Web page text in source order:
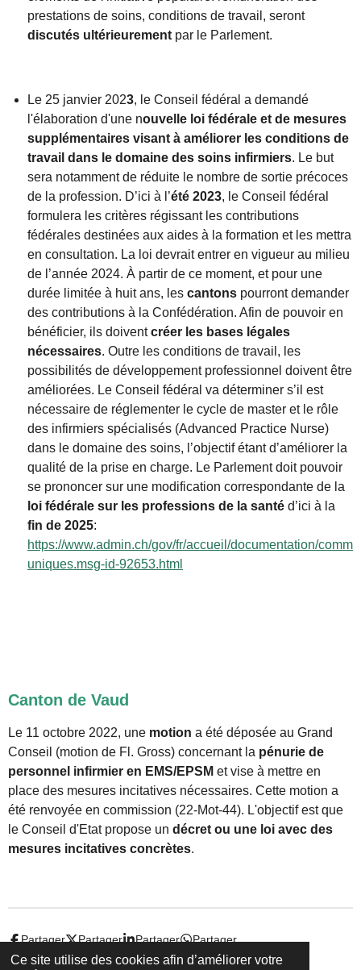
Ce site utilise des cookies afin d’améliorer votre
prestations de soins, conditions de travail, seront
discutés ultérieurement par le Parlement.
Le 25 janvier 2023, le Conseil fédéral a demandé
l'élaboration d'une nouvelle loi fédérale et de mesures
supplémentaires visant à améliorer les conditions de
travail dans le domaine des soins infirmiers. Le but
sera notamment de réduite le nombre de sortie précoces
de la profession. D’ici à l’été 2023, le Conseil fédéral
formulera les critères régissant les contributions
fédérales destinées aux aides à la formation et les mettra
en consultation. La loi devrait entrer en vigueur au milieu
de l’année 2024. À partir de ce moment, et pour une
durée limitée à huit ans, les cantons pourront demander
des contributions à la Confédération. Afin de pouvoir en
bénéficier, ils doiventcréer les bases légales
nécessaires. Outre les conditions de travail, les
possibilités de développement professionnel doivent être
améliorées. Le Conseil fédéral va déterminer s’il est
nécessaire de réglementer le cycle de master et le rôle
des infirmiers spécialisés (Advanced Practice Nurse)
dans le domaine des soins, l’objectif étant d’améliorer la
qualité de la prise en charge. Le Parlement doit pouvoir
se prononcer sur une modification correspondante de la
loi fédérale sur les professions de la santé d’ici à la
fin de 2025:
https://www.admin.ch/gov/fr/accueil/documentation/comm
uniques.msg-id-92653.html
Canton de Vaud
Le 11 octobre 2022, une motion a été déposée au Grand
Conseil (motion de Fl. Gross) concernant la pénurie de
personnel infirmier en EMS/EPSM et vise à mettre en
place des mesures incitatives nécessaires. Cette motion a
été renvoyée en commission (22-Mot-44). L'objectif est que
le Conseil d'Etat propose un décret ou une loi avec des
mesures incitatives concrètes.
Partager Partager Partager Partager